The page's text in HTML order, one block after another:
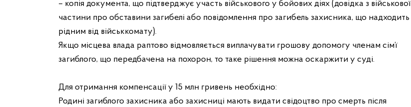
– копія документа, що підтверджує участь військового у бойових діях (довідка з військової
частини про обставини загибелі або повідомлення про загибель захисника, що надходить
рідним від військкомату).
Якщо місцева влада раптово відмовляється виплачувати грошову допомогу членам сім’ї
загиблого, що передбачена на похорон, то таке рішення можна оскаржити у суді.
Для отримання компенсації у 15 млн гривень необхідно:
Родині загиблого захисника або захисниці мають видати свідоцтво про смерть після